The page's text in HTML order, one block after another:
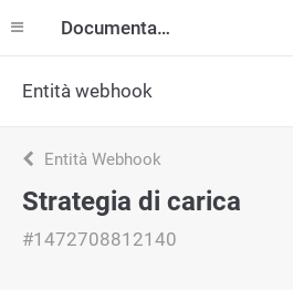
Documentazione
Entità webhook
Entità Webhook
Strategia di carica
#1472708812140